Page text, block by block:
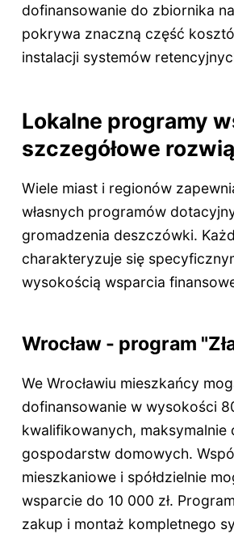
dofinansowanie do zbiornika
pokrywa znaczną część
instalacji systemów
Lokalne programy
szczegółowe
Wiele miast i regionów
własnych programów
gromadzenia deszczówki.
charakteryzuje się
wysokością wsparcia
Wrocław - program
We Wrocławiu mieszkańcy
dofinansowanie w wysokości
kwalifikowanych, maksymalnie
gospodarstw domowych.
mieszkaniowe i spółdzielnie
wsparcie do 10 000 zł.
zakup i montaż kompletnego